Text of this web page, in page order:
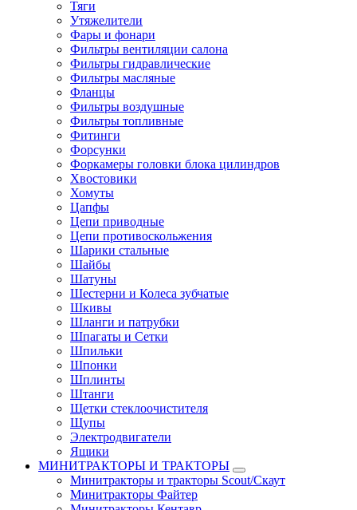
Тяги
Утяжелители
Фары и фонари
Фильтры вентиляции салона
Фильтры гидравлические
Фильтры масляные
Фланцы
Фильтры воздушные
Фильтры топливные
Фитинги
Форсунки
Форкамеры головки блока цилиндров
Хвостовики
Хомуты
Цапфы
Цепи приводные
Цепи противоскольжения
Шарики стальные
Шайбы
Шатуны
Шестерни и Колеса зубчатые
Шкивы
Шланги и патрубки
Шпагаты и Сетки
Шпильки
Шпонки
Шплинты
Штанги
Щетки стеклоочистителя
Щупы
Электродвигатели
Ящики
МИНИТРАКТОРЫ И ТРАКТОРЫ
Минитракторы и тракторы Scout/Скаут
Минитракторы Файтер